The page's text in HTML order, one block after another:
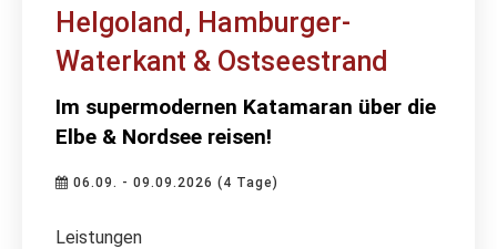
Helgoland, Hamburger-
Waterkant & Ostseestrand
Im supermodernen Katamaran über die
Elbe & Nordsee reisen!
06.09. - 09.09.2026 (4 Tage)
Leistungen